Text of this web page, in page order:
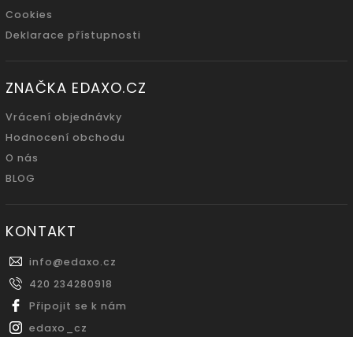
Cookies
Deklarace přístupnosti
ZNAČKA EDAXO.CZ
Vrácení objednávky
Hodnocení obchodu
O nás
BLOG
KONTAKT
info@edaxo.cz
420 234280918
Připojit se k nám
edaxo_cz